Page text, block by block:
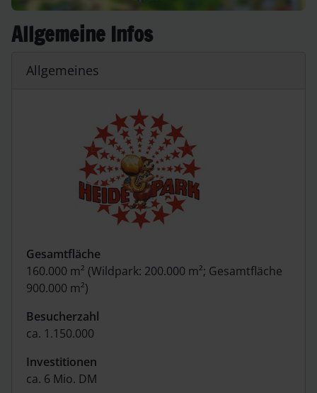
Allgemeine Infos
Allgemeines
Gesamtfläche
160.000 m² (Wildpark: 200.000 m²; Gesamtfläche
900.000 m²)
Besucherzahl
ca. 1.150.000
Investitionen
ca. 6 Mio. DM